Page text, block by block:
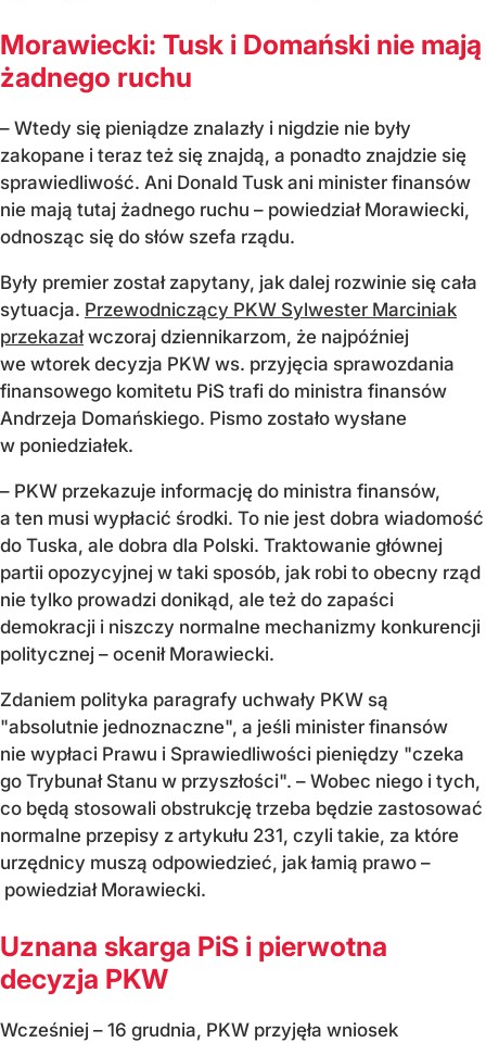
Morawiecki: Tusk i Domański nie mają
żadnego ruchu
– Wtedy się pieniądze znalazły i nigdzie nie były
zakopane i teraz też się znajdą, a ponadto znajdzie się
sprawiedliwość. Ani Donald Tusk ani minister finansów
nie mają tutaj żadnego ruchu – powiedział Morawiecki,
odnosząc się do słów szefa rządu.
Były premier został zapytany, jak dalej rozwinie się cała
sytuacja. Przewodniczący PKW Sylwester Marciniak
przekazałwczoraj dziennikarzom, że najpóźniej
we wtorek decyzja PKW ws. przyjęcia sprawozdania
finansowego komitetu PiS trafi do ministra finansów
Andrzeja Domańskiego. Pismo zostało wysłane
w poniedziałek.
– PKW przekazuje informację do ministra finansów,
a ten musi wypłacić środki. To nie jest dobra wiadomość
do Tuska, ale dobra dla Polski. Traktowanie głównej
partii opozycyjnej w taki sposób, jak robi to obecny rząd
nie tylko prowadzi donikąd, ale też do zapaści
demokracji i niszczy normalne mechanizmy konkurencji
politycznej – ocenił Morawiecki.
Zdaniem polityka paragrafy uchwały PKW są
"absolutnie jednoznaczne", a jeśli minister finansów
nie wypłaci Prawu i Sprawiedliwości pieniędzy "czeka
go Trybunał Stanu w przyszłości". – Wobec niego i tych,
co będą stosowali obstrukcję trzeba będzie zastosować
normalne przepisy z artykułu 231, czyli takie, za które
urzędnicy muszą odpowiedzieć, jak łamią prawo –
powiedział Morawiecki.
Uznana skarga PiS i pierwotna
decyzja PKW
Wcześniej – 16 grudnia, PKW przyjęła wniosek